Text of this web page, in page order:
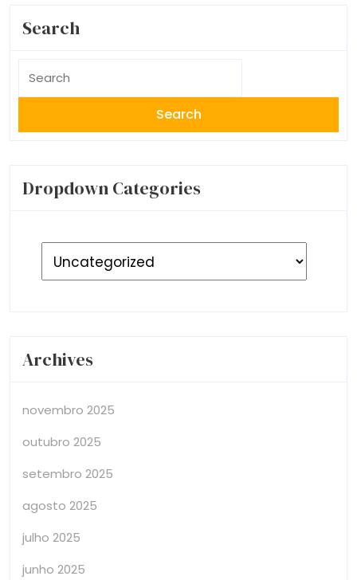
Search
for:
Dropdown Categories
Archives
novembro 2025
outubro 2025
setembro 2025
agosto 2025
julho 2025
junho 2025